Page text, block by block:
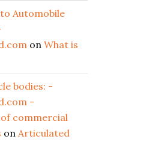
Automobile
on What is
bodies: -
-
commercial
on Articulated